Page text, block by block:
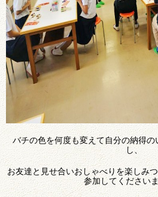
バチの色を何度も変えて自分の納得
し、
お友達と見せ合いおしゃべりを楽しみ
参加してくださいま